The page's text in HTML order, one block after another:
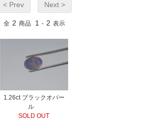
< Prev Next >
全 2 商品 1 - 2 表示
1.26ct ブラックオパー
ル
SOLD OUT